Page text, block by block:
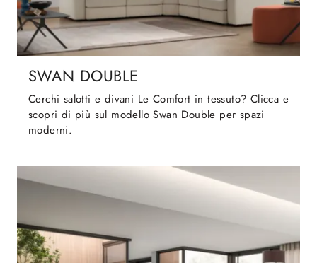
SWAN DOUBLE
Cerchi salotti e divani Le Comfort in tessuto? Clicca e
scopri di più sul modello Swan Double per spazi
moderni.